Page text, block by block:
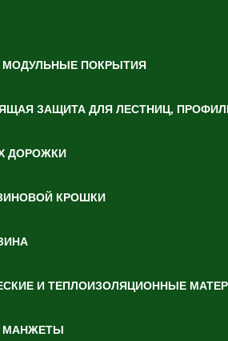
ПОКРЫТИЯ
ЗАЩИТА ДЛЯ ЛЕСТНИЦ,
ДОРОЖКИ
КРОШКИ
И ТЕПЛОИЗОЛЯЦИОННЫЕ
МАНЖЕТЫ